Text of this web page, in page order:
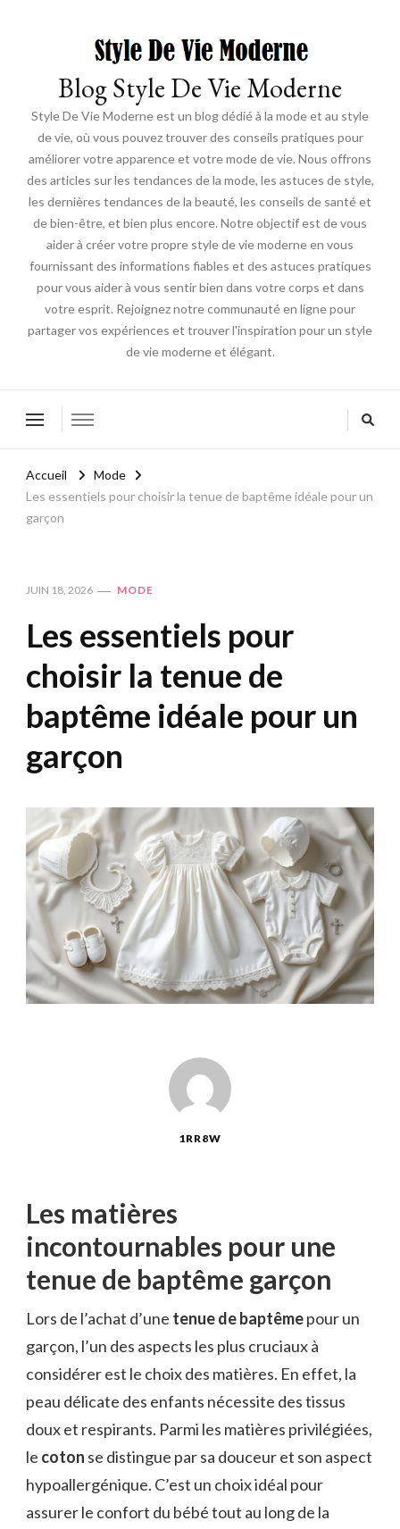
Blog Style De Vie Moderne
Style De Vie Moderne est un blog dédié à la mode et au style
de vie, où vous pouvez trouver des conseils pratiques pour
améliorer votre apparence et votre mode de vie. Nous offrons
des articles sur les tendances de la mode, les astuces de style,
les dernières tendances de la beauté, les conseils de santé et
de bien-être, et bien plus encore. Notre objectif est de vous
aider à créer votre propre style de vie moderne en vous
fournissant des informations fiables et des astuces pratiques
pour vous aider à vous sentir bien dans votre corps et dans
votre esprit. Rejoignez notre communauté en ligne pour
partager vos expériences et trouver l'inspiration pour un style
de vie moderne et élégant.
Accueil
Mode
Les essentiels pour choisir la tenue de baptême idéale pour un
garçon
JUIN 18, 2026 MODE
Les essentiels pour
choisir la tenue de
baptême idéale pour un
garçon
1RR8W
Les matières
incontournables pour une
tenue de baptême garçon
Lors de l’achat d’une tenue de baptêmepour un
garçon, l’un des aspects les plus cruciaux à
considérer est le choix des matières. En effet, la
peau délicate des enfants nécessite des tissus
doux et respirants. Parmi les matières privilégiées,
le coton se distingue par sa douceur et son aspect
hypoallergénique. C’est un choix idéal pour
assurer le confort du bébé tout au long de la